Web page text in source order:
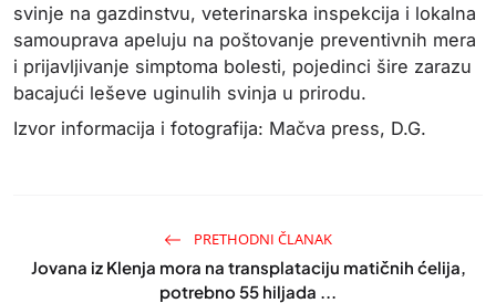
svinje na gazdinstvu, veterinarska inspekcija i lokalna
samouprava apeluju na poštovanje preventivnih mera
i prijavljivanje simptoma bolesti, pojedinci šire zarazu
bacajući leševe uginulih svinja u prirodu.
Izvor informacija i fotografija: Mačva press, D.G.
PRETHODNI ČLANAK
Jovana iz Klenja mora na transplataciju matičnih ćelija,
potrebno 55 hiljada ...